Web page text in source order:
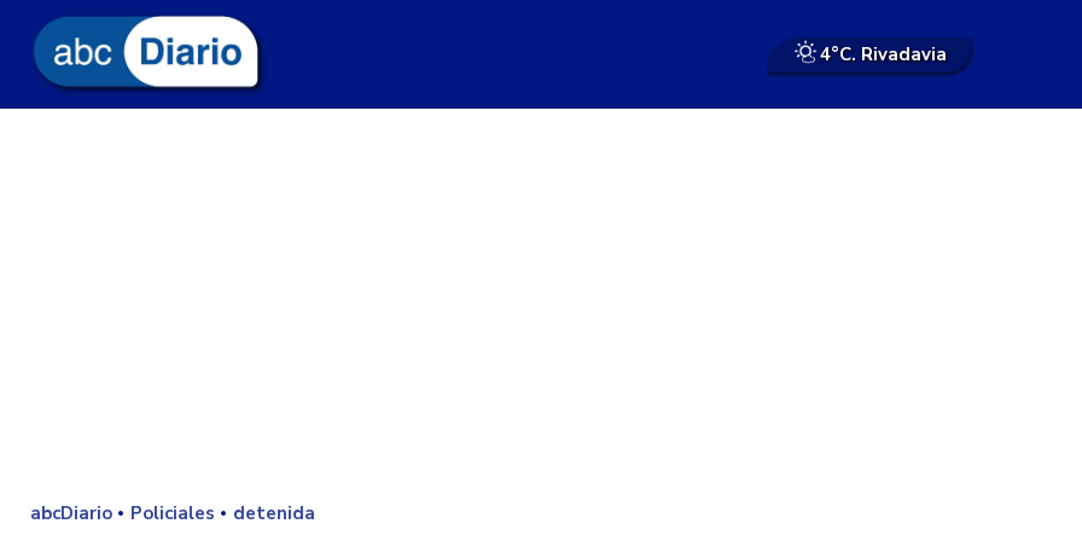
4°C. Rivadavia
abcDiario Policiales detenida